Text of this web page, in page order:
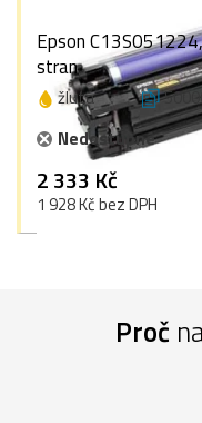
Epson
stran
žlutá
Nedostupné
2 333 Kč
1 928 Kč bez DPH
Proč